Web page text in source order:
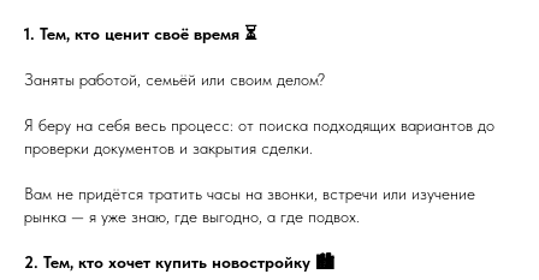
1. Тем, кто ценит своё время ⏳
Заняты работой, семьёй или своим делом?
Я беру на себя весь процесс: от поиска подходящих вариантов до
проверки документов и закрытия сделки.
Вам не придётся тратить часы на звонки, встречи или изучение
рынка — я уже знаю, где выгодно, а где подвох.
2. Тем, кто хочет купить новостройку 🏙️